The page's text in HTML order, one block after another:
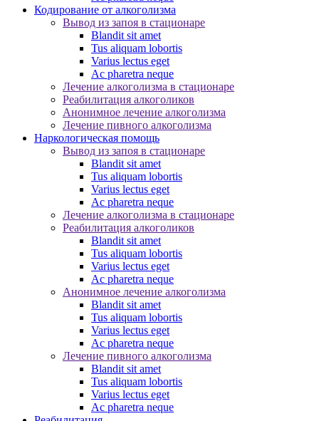
Кодирование от алкоголизма
Вывод из запоя в стационаре
Blandit sit amet
Tus aliquam lobortis
Varius lectus eget
Ac pharetra neque
Лечение алкоголизма в стационаре
Реабилитация алкоголиков
Анонимное лечение алкоголизма
Лечение пивного алкоголизма
Наркологическая помощь
Вывод из запоя в стационаре
Blandit sit amet
Tus aliquam lobortis
Varius lectus eget
Ac pharetra neque
Лечение алкоголизма в стационаре
Реабилитация алкоголиков
Blandit sit amet
Tus aliquam lobortis
Varius lectus eget
Ac pharetra neque
Анонимное лечение алкоголизма
Blandit sit amet
Tus aliquam lobortis
Varius lectus eget
Ac pharetra neque
Лечение пивного алкоголизма
Blandit sit amet
Tus aliquam lobortis
Varius lectus eget
Ac pharetra neque